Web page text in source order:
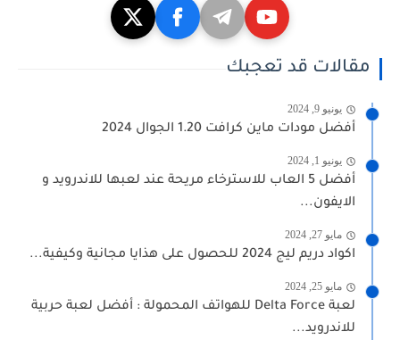
مقالات قد تعجبك
يونيو 9, 2024
أفضل مودات ماين كرافت 1.20 الجوال 2024
يونيو 1, 2024
أفضل 5 العاب للاسترخاء مريحة عند لعبها للاندرويد و
الايفون...
مايو 27, 2024
اكواد دريم ليج 2024 للحصول على هذايا مجانية وكيفية...
مايو 25, 2024
لعبة Delta Force للهواتف المحمولة : أفضل لعبة حربية
للاندرويد...